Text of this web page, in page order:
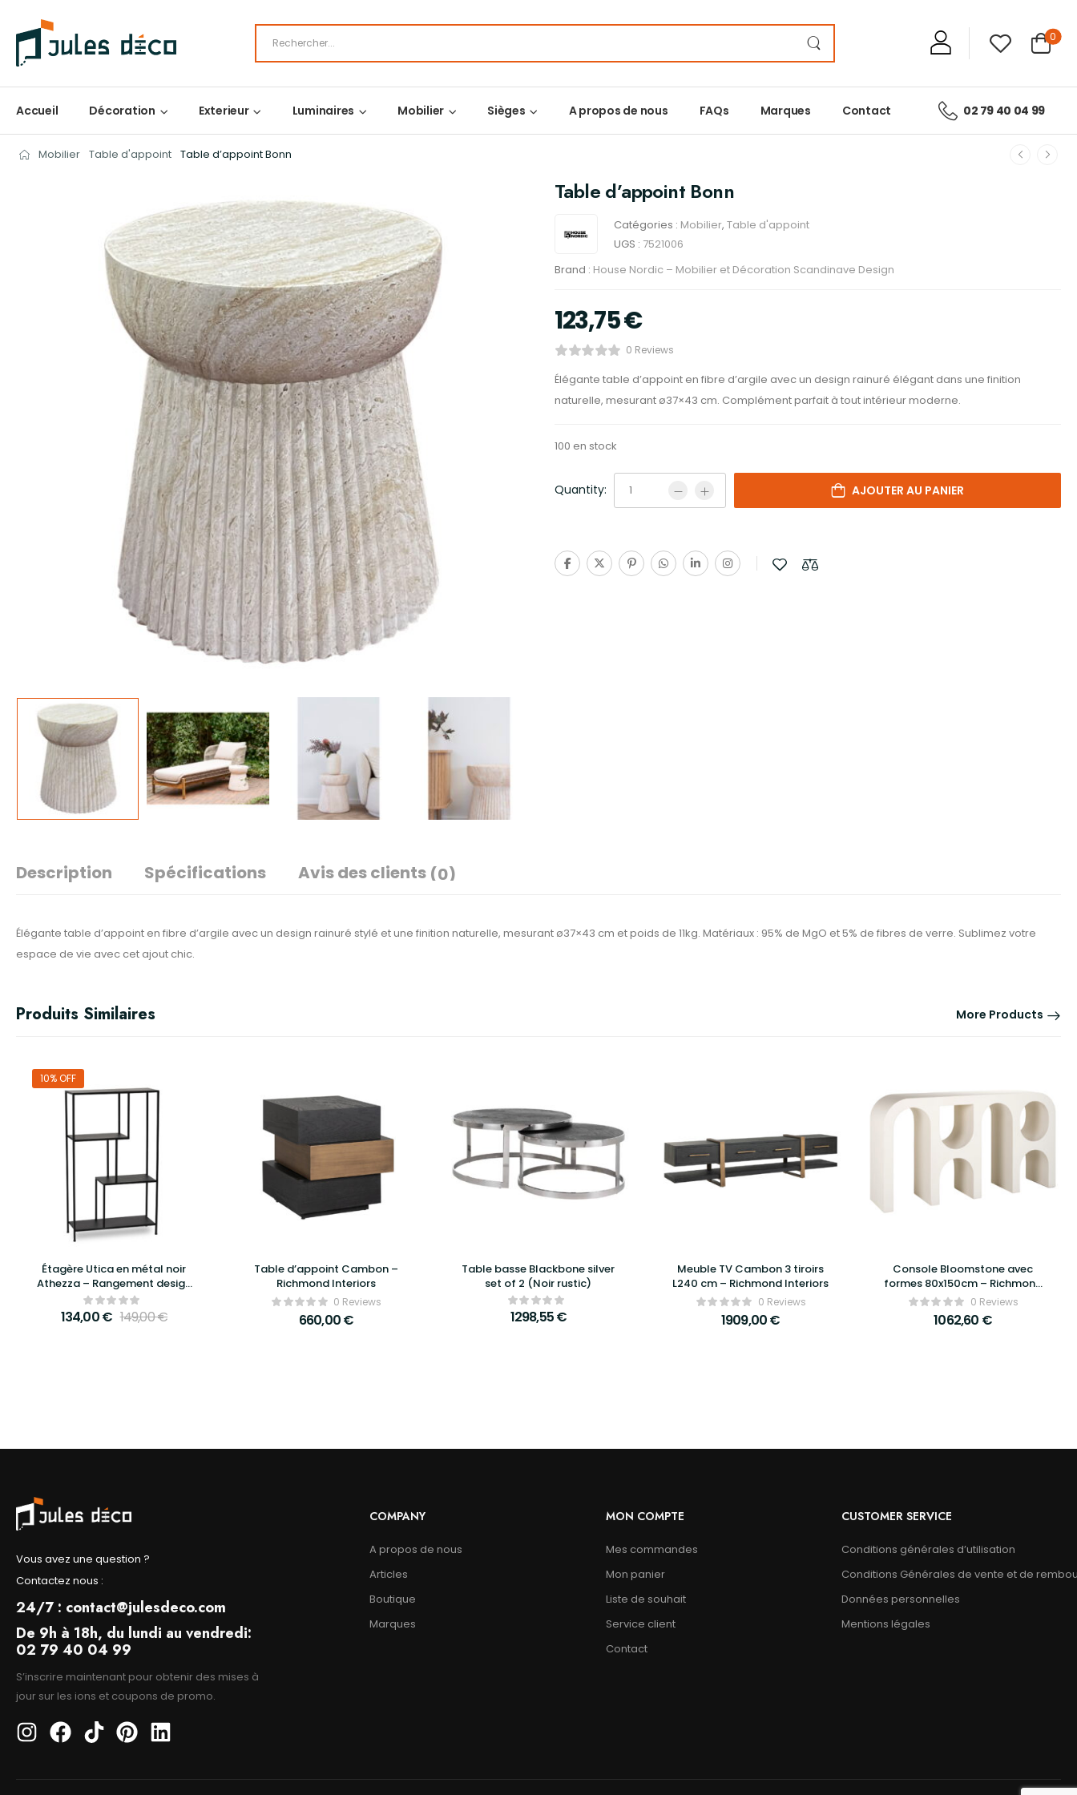
0
Accueil Décoration Exterieur Luminaires Mobilier Sièges A propos de nous FAQs Marques Contact 02 79 40 04 99
Mobilier Table d'appoint Table d’appoint Bonn
Table d’appoint Bonn
Catégories : Mobilier, Table d'appoint
UGS : 7521006
Brand : House Nordic – Mobilier et Décoration Scandinave Design
123,75€
0 Reviews
Élégante table d’appoint en fibre d’argile avec un design rainuré élégant dans une finition
naturelle, mesurant ø37×43 cm. Complément parfait à tout intérieur moderne.
100 en stock
Quantity: AJOUTER AU PANIER
Description Spécifications Avis des clients (0)
Élégante table d’appoint en fibre d’argile avec un design rainuré stylé et une finition naturelle, mesurant ø37×43 cm et poids de 11kg. Matériaux : 95% de MgO et 5% de fibres de verre. Sublimez votre
espace de vie avec cet ajout chic.
Produits Similaires More Products
10% OFF
Étagère Utica en métal noir
Athezza – Rangement design
et industriel pour un intérieur
moderne
134,00€ 149,00€
Table d’appoint Cambon –
Richmond Interiors
0 Reviews
660,00€
Table basse Blackbone silver
set of 2 (Noir rustic)
1298,55€
Meuble TV Cambon 3 tiroirs
L240 cm – Richmond Interiors
0 Reviews
1909,00€
Console Bloomstone avec
formes 80x150cm – Richmond
Interiors0 Reviews
1062,60 €
Vous avez une question ?
Contactez nous :
24/7 : contact@julesdeco.com
De 9h à 18h, du lundi au vendredi:
02 79 40 04 99
S’inscrire maintenant pour obtenir des mises à
jour sur les ions et coupons de promo.
COMPANY
A propos de nous
Articles
Boutique
Marques
MON COMPTE
Mes commandes
Mon panier
Liste de souhait
Service client
Contact
CUSTOMER SERVICE
Conditions générales d’utilisation
Conditions Générales de vente et de
Données personnelles
Mentions légales